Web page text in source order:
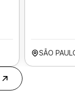
SÃO